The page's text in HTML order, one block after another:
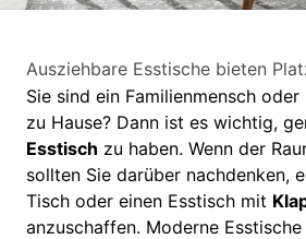
Ausziehbare Esstische bieten
Sie sind ein Familienmensch
zu Hause? Dann ist es wichtig,
Esstisch zu haben. Wenn der
sollten Sie darüber nachdenken,
Tisch oder einen Esstisch mit
anzuschaffen. Moderne